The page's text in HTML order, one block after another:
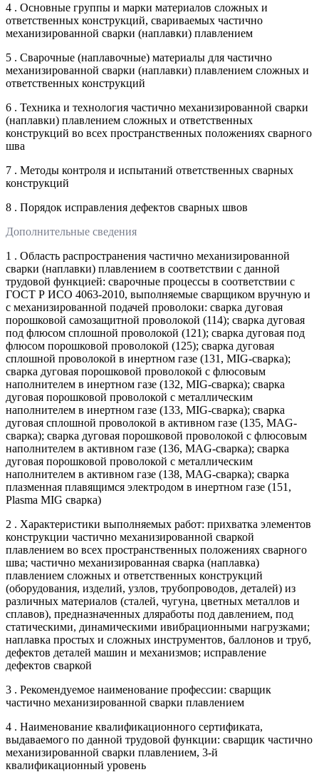
4 . Основные группы и марки материалов сложных и
ответственных конструкций, свариваемых частично
механизированной сварки (наплавки) плавлением
5 . Сварочные (наплавочные) материалы для частично
механизированной сварки (наплавки) плавлением сложных и
ответственных конструкций
6 . Техника и технология частично механизированной сварки
(наплавки) плавлением сложных и ответственных
конструкций во всех пространственных положениях сварного
шва
7 . Методы контроля и испытаний ответственных сварных
конструкций
8 . Порядок исправления дефектов сварных швов
Дополнительные сведения
1 . Область распространения частично механизированной
сварки (наплавки) плавлением в соответствии с данной
трудовой функцией: сварочные процессы в соответствии с
ГОСТ Р ИСО 4063-2010, выполняемые сварщиком вручную и
с механизированной подачей проволоки: сварка дуговая
порошковой самозащитной проволокой (114); сварка дуговая
под флюсом сплошной проволокой (121); сварка дуговая под
флюсом порошковой проволокой (125); сварка дуговая
сплошной проволокой в инертном газе (131, MIG-сварка);
сварка дуговая порошковой проволокой с флюсовым
наполнителем в инертном газе (132, MIG-сварка); сварка
дуговая порошковой проволокой с металлическим
наполнителем в инертном газе (133, MIG-сварка); сварка
дуговая сплошной проволокой в активном газе (135, MАG-
сварка); сварка дуговая порошковой проволокой с флюсовым
наполнителем в активном газе (136, MАG-сварка); сварка
дуговая порошковой проволокой с металлическим
наполнителем в активном газе (138, MАG-сварка); сварка
плазменная плавящимся электродом в инертном газе (151,
Plasma MIG сварка)
2 . Характеристики выполняемых работ: прихватка элементов
конструкции частично механизированной сваркой
плавлением во всех пространственных положениях сварного
шва; частично механизированная сварка (наплавка)
плавлением сложных и ответственных конструкций
(оборудования, изделий, узлов, трубопроводов, деталей) из
различных материалов (сталей, чугуна, цветных металлов и
сплавов), предназначенных дляработы под давлением, под
статическими, динамическими ивибрационными нагрузками;
наплавка простых и сложных инструментов, баллонов и труб,
дефектов деталей машин и механизмов; исправление
дефектов сваркой
3 . Рекомендуемое наименование профессии: сварщик
частично механизированной сварки плавлением
4 . Наименование квалификационного сертификата,
выдаваемого по данной трудовой функции: сварщик частично
механизированной сварки плавлением, 3-й
квалификационный уровень